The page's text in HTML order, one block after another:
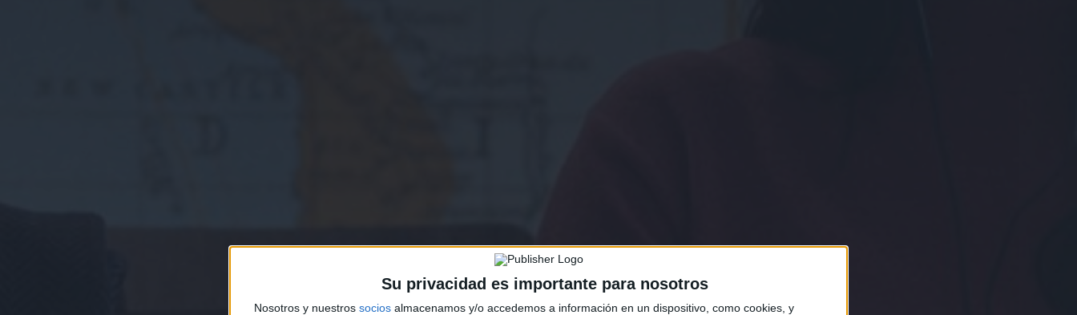
Su privacidad es importante para nosotros
Nosotros y nuestros socios almacenamos y/o accedemos a información en un dispositivo, como cookies, y